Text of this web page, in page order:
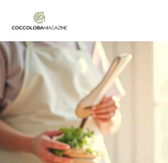
au
contenu